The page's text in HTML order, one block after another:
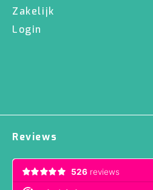
Zakelijk
Login
Reviews